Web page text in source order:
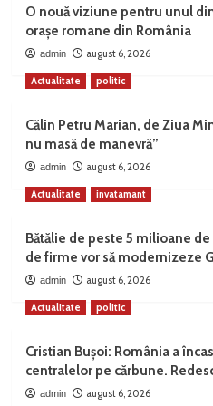
O nouă viziune pentru unul
orașe romane din România
admin august 6, 2026
Actualitate politic
Călin Petru Marian, de Ziua
nu masă de manevră”
admin august 6, 2026
Actualitate invatamant
Bătălie de peste 5 milioane
de firme vor să modernizeze
admin august 6, 2026
Actualitate politic
Cristian Bușoi: România a
centralelor pe cărbune.
admin august 6, 2026